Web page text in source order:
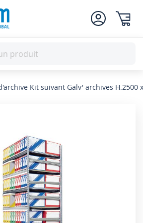
Kit suivant Galv' archives H.2500